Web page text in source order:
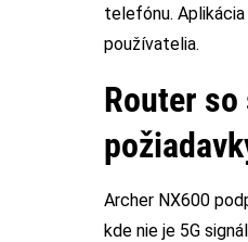
telefónu.
používatelia.
Router
Archer NX600
kde nie je 5G